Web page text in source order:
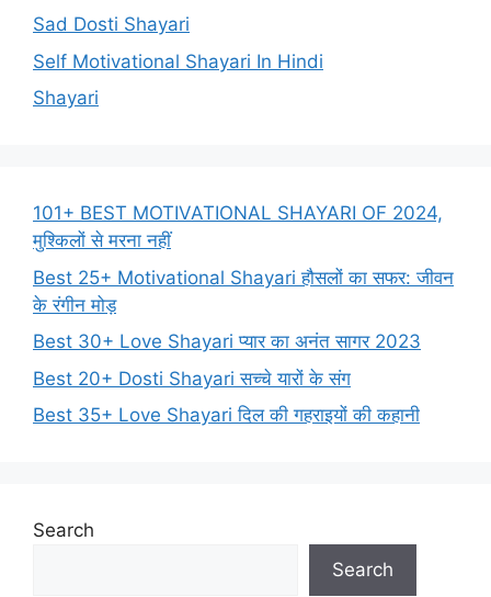
Sad Dosti Shayari
Self Motivational Shayari In Hindi
Shayari
101+ BEST MOTIVATIONAL SHAYARI OF 2024,
मुश्किलों से मरना नहीं
Best 25+ Motivational Shayari हौसलों का सफर: जीवन
के रंगीन मोड़
Best 30+ Love Shayari प्यार का अनंत सागर 2023
Best 20+ Dosti Shayari सच्चे यारों के संग
Best 35+ Love Shayari दिल की गहराइयों की कहानी
Search
Search